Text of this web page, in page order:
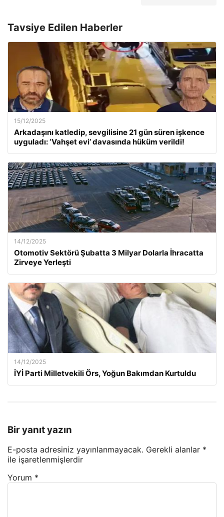
Tavsiye Edilen Haberler
15/12/2025
Arkadaşını katledip, sevgilisine 21 gün süren işkence
uyguladı: ‘Vahşet evi’ davasında hüküm verildi!
14/12/2025
Otomotiv Sektörü Şubatta 3 Milyar Dolarla İhracatta
Zirveye Yerleşti
14/12/2025
İYİ Parti Milletvekili Örs, Yoğun Bakımdan Kurtuldu
Bir yanıt yazın
E-posta adresiniz yayınlanmayacak. Gerekli alanlar *
ile işaretlenmişlerdir
Yorum *